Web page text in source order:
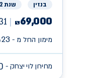
בנזין שנת 2022
₪69,000
מימון החל מ -
מחירון לוי יצחק -